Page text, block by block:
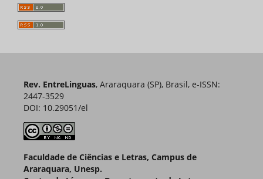
Rev. EntreLinguas, Araraquara (SP), Brasil, e-ISSN:
2447-3529
DOI: 10.29051/el
Faculdade de Ciências e Letras, Campus de
Araraquara, Unesp.